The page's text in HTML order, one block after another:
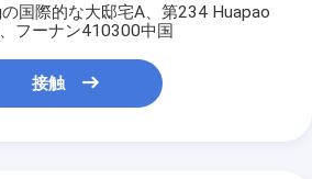
国際的な大邸宅A、第234 Huapao
フーナン410300中国
接触